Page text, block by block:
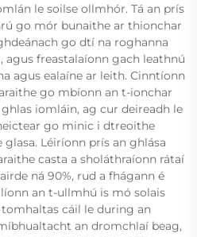
le soilse ollmhór. Tá an prís
go mór bunaithe ar thionchar
go dtí na roghanna
freastalaíonn gach leathnú
agus ealaíne ar leith. Cinntíonn
go mbíonn an t-ionchar
iomláin, ag cur deireadh le
go minic i dtreoithe
Léiríonn prís an ghlása
casta a sholáthraíonn rátaí
ná 90%, rud a fhágann é
an t-ullmhú is mó solais
cáil le during an
an dromchlaí beag,